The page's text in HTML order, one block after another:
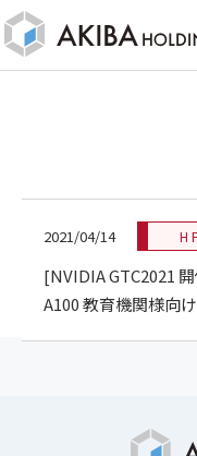
2021/04/14
[NVIDIA GTC2021
A100 教育機関様向